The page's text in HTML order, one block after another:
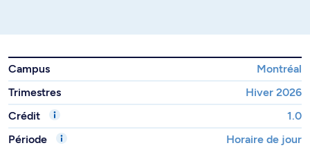
Campus
Montréal
Trimestres
Hiver 2026
Crédit
1.0
Période
Horaire de jour